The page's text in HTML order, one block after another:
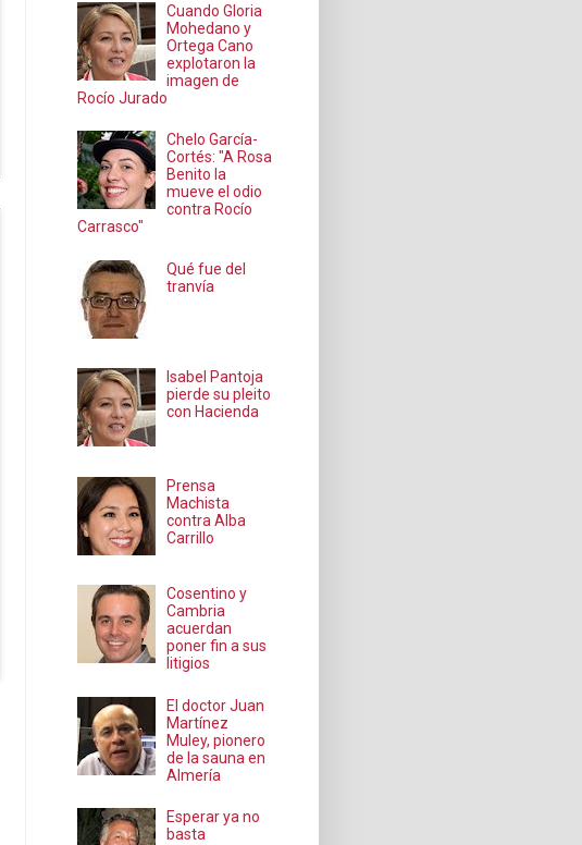
Cuando Gloria
Mohedano y
Ortega Cano
explotaron la
imagen de
Rocío Jurado
Chelo García-
Cortés: "A Rosa
Benito la
mueve el odio
contra Rocío
Carrasco"
Qué fue del
tranvía
Isabel Pantoja
pierde su pleito
con Hacienda
Prensa
Machista
contra Alba
Carrillo
Cosentino y
Cambria
acuerdan
poner fin a sus
litigios
El doctor Juan
Martínez
Muley, pionero
de la sauna en
Almería
Esperar ya no
basta